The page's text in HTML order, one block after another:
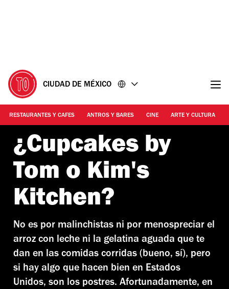
CIUDAD DE MÉXICO
RESTAURANTES Y CAFES ANTROS Y BARES CINE ARTE Y CULTURA
¿Cupcakes by
Tom o Kim's
Kitchen?
No es por malinchistas ni por menospreciar el
arroz con leche ni la gelatina aguada que te
dan en las comidas corridas (bueno, sí), pero
si hay algo que hacen bien en Estados
Unidos, son los postres. Afortunadamente, en